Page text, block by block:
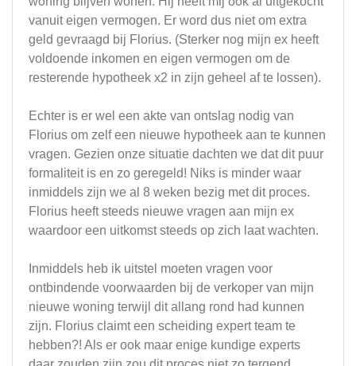
vanuit eigen vermogen. Er word dus niet om extra
geld gevraagd bij Florius. (Sterker nog mijn ex heeft
voldoende inkomen en eigen vermogen om de
resterende hypotheek x2 in zijn geheel af te lossen).
Echter is er wel een akte van ontslag nodig van
Florius om zelf een nieuwe hypotheek aan te kunnen
vragen. Gezien onze situatie dachten we dat dit puur
formaliteit is en zo geregeld! Niks is minder waar
inmiddels zijn we al 8 weken bezig met dit proces.
Florius heeft steeds nieuwe vragen aan mijn ex
waardoor een uitkomst steeds op zich laat wachten.
Inmiddels heb ik uitstel moeten vragen voor
ontbindende voorwaarden bij de verkoper van mijn
nieuwe woning terwijl dit allang rond had kunnen
zijn. Florius claimt een scheiding expert team te
hebben?! Als er ook maar enige kundige experts